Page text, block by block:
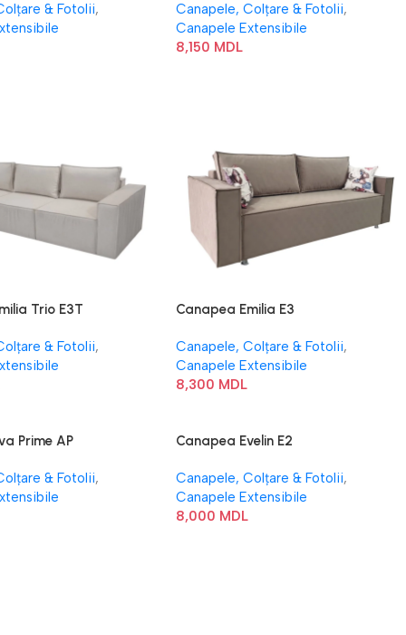
& Fotolii,
Canapele, Colțare & Fotolii,
Canapele Extensibile
8,150 MDL
Trio E3T
& Fotolii,
Canapea Emilia E3
Canapele, Colțare & Fotolii,
Canapele Extensibile
8,300 MDL
Prime AP
& Fotolii,
Canapea Evelin E2
Canapele, Colțare & Fotolii,
Canapele Extensibile
8,000 MDL